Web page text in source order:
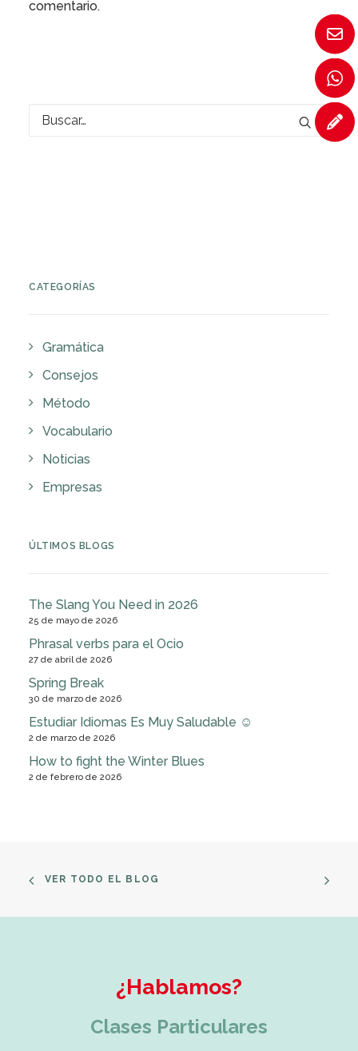
comentario.
CATEGORÍAS
Gramática
Consejos
Método
Vocabulario
Noticias
Empresas
ÚLTIMOS BLOGS
The Slang You Need in 2026
25 de mayo de 2026
Phrasal verbs para el Ocio
27 de abril de 2026
Spring Break
30 de marzo de 2026
Estudiar Idiomas Es Muy Saludable ☺
2 de marzo de 2026
How to fight the Winter Blues
2 de febrero de 2026
VER TODO EL BLOG
¿Hablamos?
Clases Particulares